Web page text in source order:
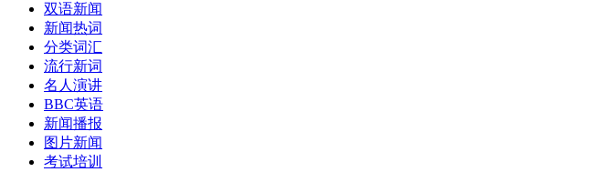
双语新闻
新闻热词
分类词汇
流行新词
名人演讲
BBC英语
新闻播报
图片新闻
考试培训